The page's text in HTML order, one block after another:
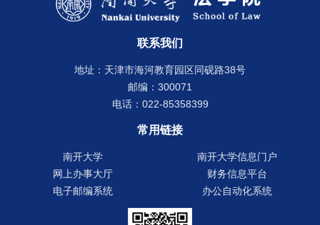
联系我们
地址：天津市海河教育园区同砚路38号
邮编：300071
电话：022-85358399
常用链接
南开大学
南开大学信息门户
网上办事大厅
财务信息平台
电子邮编系统
办公自动化系统